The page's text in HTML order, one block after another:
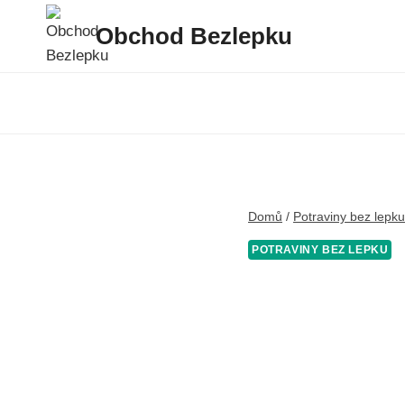
Přeskočit
Obchod Bezlepku
Domů / Potraviny bez lepku
POTRAVINY BEZ LEPKU